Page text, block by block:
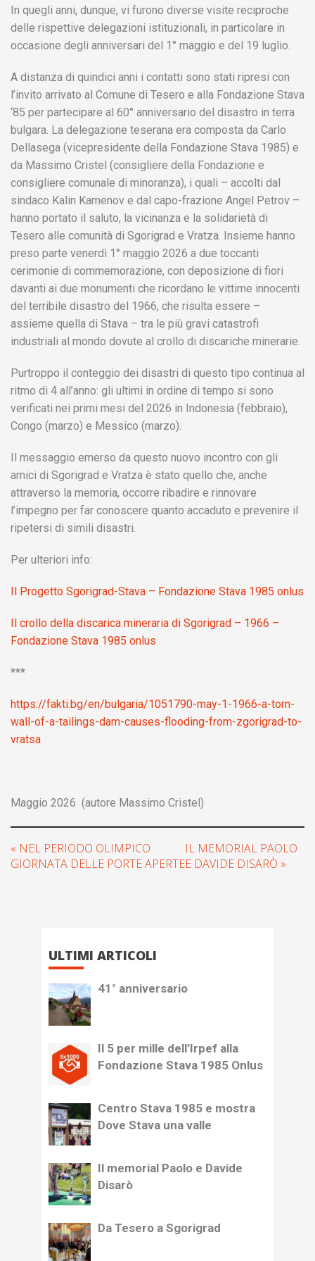
In quegli anni, dunque, vi furono diverse visite reciproche
delle rispettive delegazioni istituzionali, in particolare in
occasione degli anniversari del 1° maggio e del 19 luglio.
A distanza di quindici anni i contatti sono stati ripresi con
l’invito arrivato al Comune di Tesero e alla Fondazione Stava
‘85 per partecipare al 60° anniversario del disastro in terra
bulgara. La delegazione teserana era composta da Carlo
Dellasega (vicepresidente della Fondazione Stava 1985) e
da Massimo Cristel (consigliere della Fondazione e
consigliere comunale di minoranza), i quali – accolti dal
sindaco Kalin Kamenov e dal capo-frazione Angel Petrov –
hanno portato il saluto, la vicinanza e la solidarietà di
Tesero alle comunità di Sgorigrad e Vratza. Insieme hanno
preso parte venerdì 1° maggio 2026 a due toccanti
cerimonie di commemorazione, con deposizione di fiori
davanti ai due monumenti che ricordano le vittime innocenti
del terribile disastro del 1966, che risulta essere –
assieme quella di Stava – tra le più gravi catastrofi
industriali al mondo dovute al crollo di discariche minerarie.
Purtroppo il conteggio dei disastri di questo tipo continua al
ritmo di 4 all’anno: gli ultimi in ordine di tempo si sono
verificati nei primi mesi del 2026 in Indonesia (febbraio),
Congo (marzo) e Messico (marzo).
Il messaggio emerso da questo nuovo incontro con gli
amici di Sgorigrad e Vratza è stato quello che, anche
attraverso la memoria, occorre ribadire e rinnovare
l’impegno per far conoscere quanto accaduto e prevenire il
ripetersi di simili disastri.
Per ulteriori info:
Il Progetto Sgorigrad-Stava – Fondazione Stava 1985 onlus
Il crollo della discarica mineraria di Sgorigrad – 1966 –
Fondazione Stava 1985 onlus
***
https://fakti.bg/en/bulgaria/1051790-may-1-1966-a-torn-
wall-of-a-tailings-dam-causes-flooding-from-zgorigrad-to-
vratsa
Maggio 2026 (autore Massimo Cristel)
« NEL PERIODO OLIMPICO
GIORNATA DELLE PORTE APERTE
IL MEMORIAL PAOLO
E DAVIDE DISARÒ »
ULTIMI ARTICOLI
41° anniversario
Il 5 per mille dell’Irpef alla
Fondazione Stava 1985 Onlus
Centro Stava 1985 e mostra
Dove Stava una valle
Il memorial Paolo e Davide
Disarò
Da Tesero a Sgorigrad